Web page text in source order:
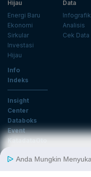
Hijau
Energi Baru
Ekonomi
Sirkular
Investasi
Hijau
Data
Infografik
Analisis
Cek Data
Info
Indeks
Insight
Center
Databoks
Event
KatadataOto